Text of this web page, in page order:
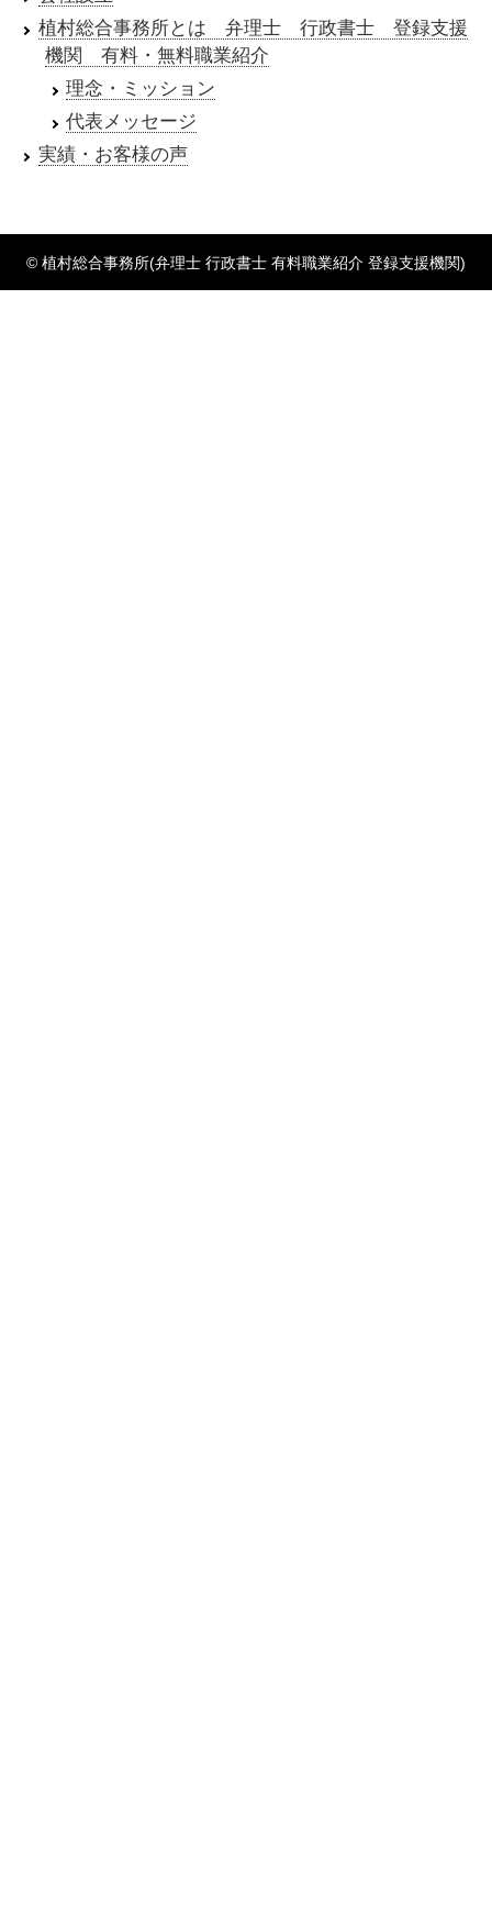
植村総合事務所とは 弁理士 行政書士 登録支援
機関 有料・無料職業紹介
理念・ミッション
代表メッセージ
実績・お客様の声
© 植村総合事務所(弁理士 行政書士 有料職業紹介 登録支援機関)